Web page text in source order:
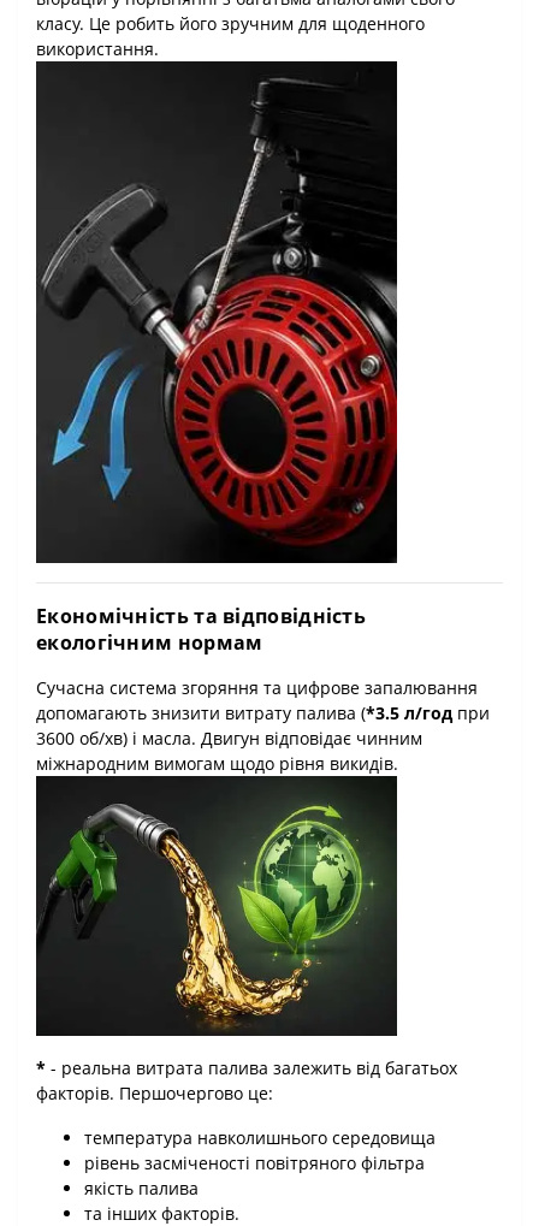
класу. Це робить його зручним для щоденного
використання.
Економічність та відповідність
екологічним нормам
Сучасна система згоряння та цифрове запалювання
допомагають знизити витрату палива (*3.5 л/год при
3600 об/хв) і масла. Двигун відповідає чинним
міжнародним вимогам щодо рівня викидів.
* - реальна витрата палива залежить від багатьох
факторів. Першочергово це:
температура навколишнього середовища
рівень засміченості повітряного фільтра
якість палива
та інших факторів.